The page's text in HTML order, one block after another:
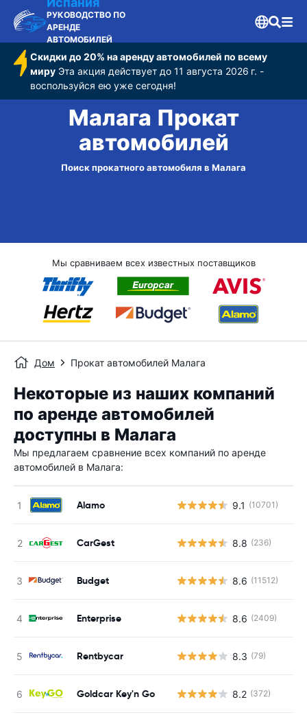
РУКОВОДСТВО ПО
АРЕНДЕ
АВТОМОБИЛЕЙ
Скидки до 20% на аренду автомобилей по всему
мируЭта акция действует до 11 августа 2026 г. -
воспользуйся ею уже сегодня!
Малага Прокат
автомобилей
Поиск прокатного автомобиля в Малага
Мы сравниваем всех известных поставщиков
Дом Прокат автомобилей Малага
Некоторые из наших компаний
по аренде автомобилей
доступны в Малага
Мы предлагаем сравнение всех компаний по аренде
автомобилей в Малага:
Alamo 9.1 (10701)
CarGest 8.8 (236)
Budget 8.6 (11512)
Enterprise 8.6 (2409)
Rentbycar 8.3 (79)
Goldcar Key'n Go 8.2 (372)